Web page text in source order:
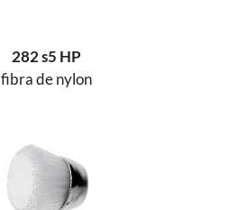
282 s5 HP
fibra de nylon